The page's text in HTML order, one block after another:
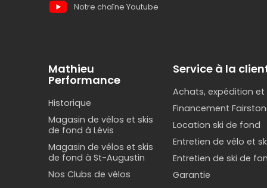
Notre chaîne Youtube
Mathieu
Performance
Historique
Magasin de vélos et skis
de fond à Lévis
Magasin de vélos et skis
de fond à St-Augustin
Nos Clubs de vélos
Service à la
Achats, expédition et
Financement
Location ski de fond
Entretien de vélo et
Entretien de ski de
Garantie